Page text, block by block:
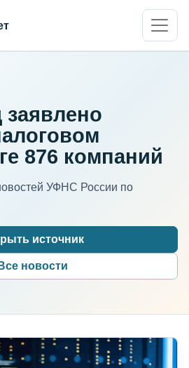
заявлено
876 компаний
УФНС России по
источник
Все новости